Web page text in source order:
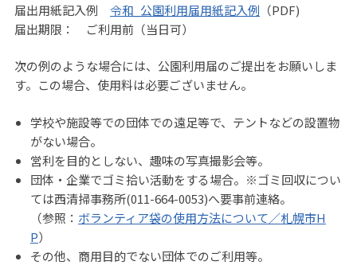
届出用紙記入例 令和_公園利用届用紙記入例 （PDF)
届出期限： ご利用前（当日可）
次の例のような場合には、公園利用届のご提出をお願いしま
す。この場合、使用料は必要ございません。
学校や施設等での団体での遠足等で、テントなどの設置物
がない場合。
営利を目的としない、趣味の写真撮影会等。
団体・企業でゴミ拾い活動をする場合。※ゴミ回収につい
ては西清掃事務所(011-664-0053)へ要事前連絡。
（参照： ボランティア袋の使用方法について／札幌市H
P）
その他、商用目的でない団体でのご利用等。